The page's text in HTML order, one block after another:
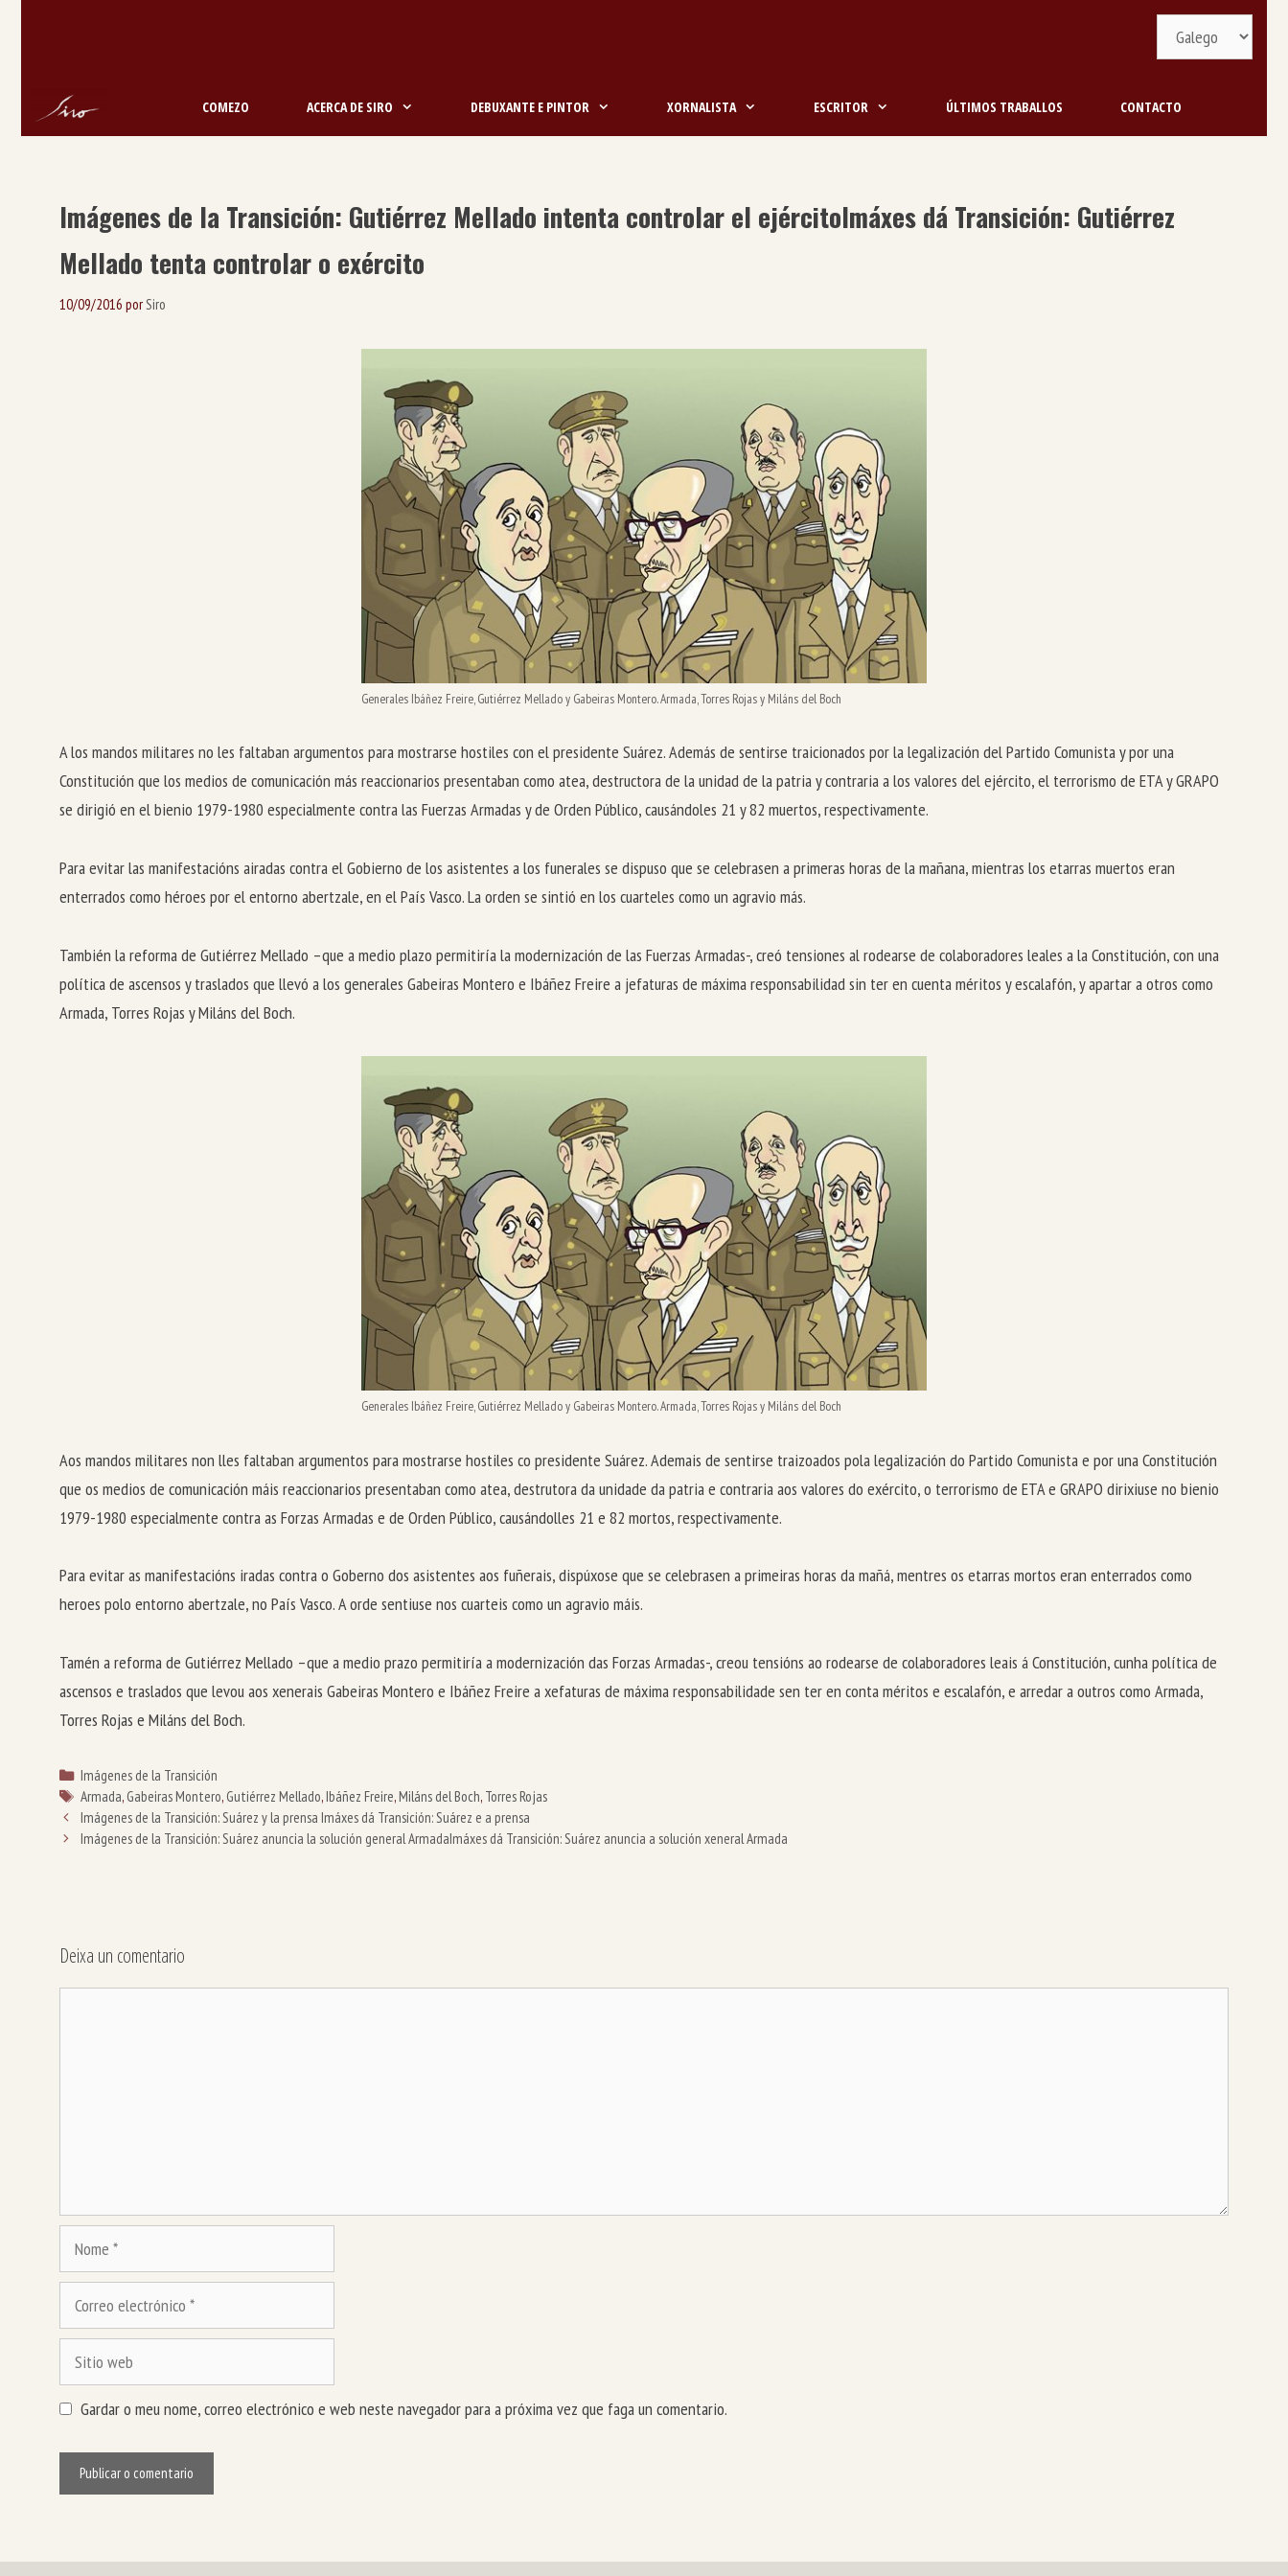
COMEZO ACERCA DE SIRO DEBUXANTE E PINTOR XORNALISTA ESCRITOR ÚLTIMOS TRABALLOS CONTACTO
Imágenes de la Transición: Gutiérrez Mellado intenta controlar el ejércitoImáxes dá Transición: Gutiérrez
Mellado tenta controlar o exército
10/09/2016 por Siro
Generales Ibáñez Freire, Gutiérrez Mellado y Gabeiras Montero. Armada, Torres Rojas y Miláns del Boch
A los mandos militares no les faltaban argumentos para mostrarse hostiles con el presidente Suárez. Además de sentirse traicionados por la legalización del Partido Comunista y por una
Constitución que los medios de comunicación más reaccionarios presentaban como atea, destructora de la unidad de la patria y contraria a los valores del ejército, el terrorismo de ETA y GRAPO
se dirigió en el bienio 1979-1980 especialmente contra las Fuerzas Armadas y de Orden Público, causándoles 21 y 82 muertos, respectivamente.
Para evitar las manifestacións airadas contra el Gobierno de los asistentes a los funerales se dispuso que se celebrasen a primeras horas de la mañana, mientras los etarras muertos eran
enterrados como héroes por el entorno abertzale, en el País Vasco. La orden se sintió en los cuarteles como un agravio más.
También la reforma de Gutiérrez Mellado –que a medio plazo permitiría la modernización de las Fuerzas Armadas-, creó tensiones al rodearse de colaboradores leales a la Constitución, con una
política de ascensos y traslados que llevó a los generales Gabeiras Montero e Ibáñez Freire a jefaturas de máxima responsabilidad sin ter en cuenta méritos y escalafón, y apartar a otros como
Armada, Torres Rojas y Miláns del Boch.
Generales Ibáñez Freire, Gutiérrez Mellado y Gabeiras Montero. Armada, Torres Rojas y Miláns del Boch
Aos mandos militares non lles faltaban argumentos para mostrarse hostiles co presidente Suárez. Ademais de sentirse traizoados pola legalización do Partido Comunista e por una Constitución
que os medios de comunicación máis reaccionarios presentaban como atea, destrutora da unidade da patria e contraria aos valores do exército, o terrorismo de ETA e GRAPO dirixiuse no bienio
1979-1980 especialmente contra as Forzas Armadas e de Orden Público, causándolles 21 e 82 mortos, respectivamente.
Para evitar as manifestacións iradas contra o Goberno dos asistentes aos fuñerais, dispúxose que se celebrasen a primeiras horas da mañá, mentres os etarras mortos eran enterrados como
heroes polo entorno abertzale, no País Vasco. A orde sentiuse nos cuarteis como un agravio máis.
Tamén a reforma de Gutiérrez Mellado –que a medio prazo permitiría a modernización das Forzas Armadas-, creou tensións ao rodearse de colaboradores leais á Constitución, cunha política de
ascensos e traslados que levou aos xenerais Gabeiras Montero e Ibáñez Freire a xefaturas de máxima responsabilidade sen ter en conta méritos e escalafón, e arredar a outros como Armada,
Torres Rojas e Miláns del Boch.
Categorías
Imágenes de la Transición
Etiquetas
Armada, Gabeiras Montero, Gutiérrez Mellado,Ibáñez Freire,Miláns del Boch, Torres Rojas
Imágenes de la Transición: Suárez y la prensaImáxes dá Transición: Suárez e a prensa
Imágenes de la Transición: Suárez anuncia la solución general ArmadaImáxes dá Transición: Suárez anuncia a solución xeneral Armada
Deixa un comentario
electrónico
web
Gardar o meu nome, correo electrónico e web neste navegador para a próxima vez que faga un comentario.